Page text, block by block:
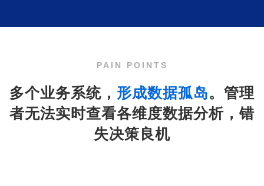
PAIN POINTS
多个业务系统， 形成数据孤岛。管理
者无法实时查看各维度数据分析，错
失决策良机